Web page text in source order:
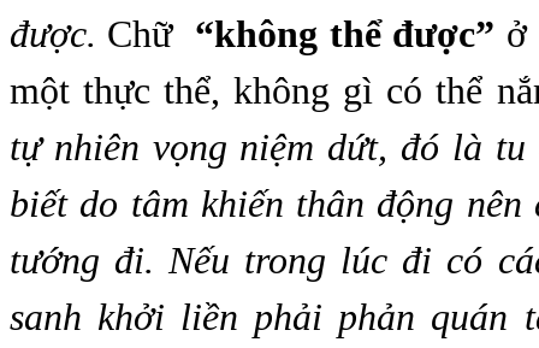
được. Chữ “không thể được” ở
một thực thể, không gì có thể
tự nhiên vọng niệm dứt, đó là
biết do tâm khiến thân động
tướng đi. Nếu trong lúc đi có
sanh khởi liền phải phản quán